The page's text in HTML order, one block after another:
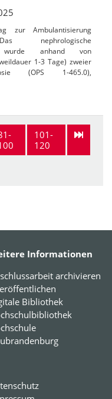
zur Ambulantisierung
nephrologische
wurde anhand von
1-3 Tage) zweier
(OPS 1-465.0),
101-
120
Informationen
archivieren
Bibliothek